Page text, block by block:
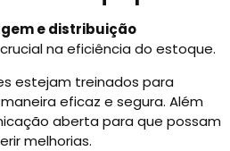
e distribuição
na eficiência do estoque.
estejam treinados para
eficaz e segura. Além
aberta para que possam
melhorias.